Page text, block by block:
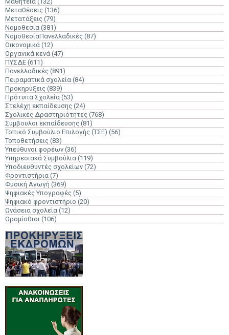
Μεταθέσεις (136)
Μετατάξεις (79)
Νομοθεσία (381)
ΝομοθεσίαΠανελλαδικές (87)
Οικονομικά (12)
Οργανικά κενά (47)
ΠΥΣΔΕ (611)
Πανελλαδικές (891)
Πειραματικά σχολεία (84)
Προκηρύξεις (839)
Πρότυπα Σχολεία (53)
Στελέχη εκπαίδευσης (24)
Σχολικές Δραστηριότητες (768)
Σύμβουλοι εκπαίδευσης (81)
Τοπικό Συμβούλιο Επιλογής (ΤΣΕ) (56)
Τοποθετήσεις (83)
Υπεύθυνοι φορέων (36)
Υπηρεσιακά Συμβούλια (119)
Υποδιευθυντές σχολείων (72)
Φροντιστήρια (7)
Φυσική Αγωγή (369)
Ψηφιακές Υπογραφές (5)
Ψηφιακό φροντιστήριο (20)
Ωνάσεια σχολεία (12)
Ωρομίσθιοι (106)